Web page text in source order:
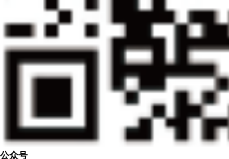
公众号